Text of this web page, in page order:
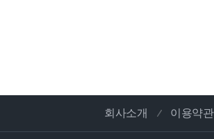
회사소개 이용약관